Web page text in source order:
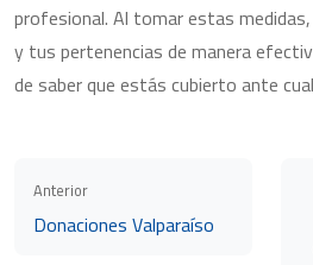
profesional. Al tomar estas
y tus pertenencias de manera
de saber que estás cubierto ante
Anterior
Donaciones Valparaíso